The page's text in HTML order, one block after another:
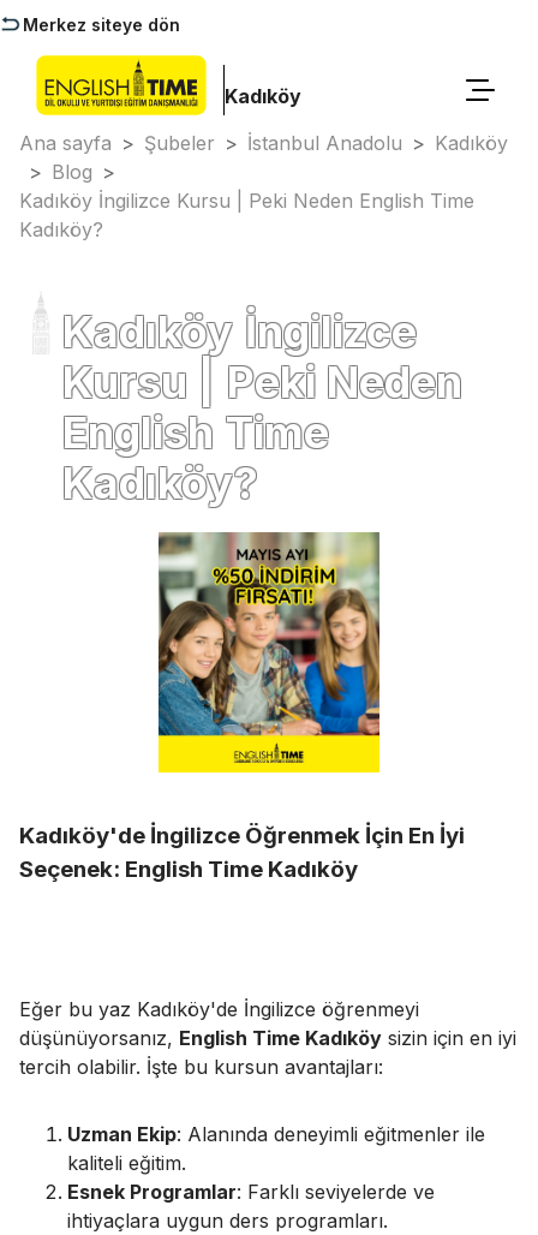
Merkez siteye dön
Kadıköy
Ana sayfa > Şubeler > İstanbul Anadolu > Kadıköy
> Blog >
Kadıköy İngilizce Kursu | Peki Neden English Time
Kadıköy?
Kadıköy İngilizce
Kursu | Peki Neden
English Time
Kadıköy?
Kadıköy'de İngilizce Öğrenmek İçin En İyi
Seçenek: English Time Kadıköy
Eğer bu yaz Kadıköy'de İngilizce öğrenmeyi
düşünüyorsanız, English Time Kadıköy sizin için en iyi
tercih olabilir. İşte bu kursun avantajları:
Uzman Ekip: Alanında deneyimli eğitmenler ile
kaliteli eğitim.
Esnek Programlar: Farklı seviyelerde ve
ihtiyaçlara uygun ders programları.